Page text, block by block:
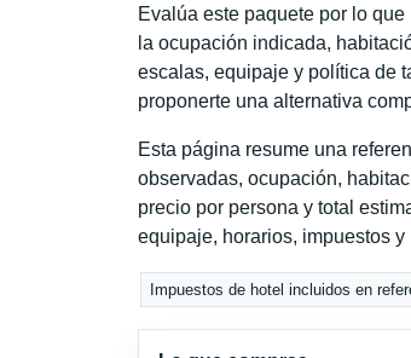
Evalúa este paquete por lo
la ocupación indicada,
escalas, equipaje y política de
proponerte una alternativa
Esta página resume una
observadas, ocupación,
precio por persona y total
equipaje, horarios, impuestos
Impuestos de hotel incluidos en